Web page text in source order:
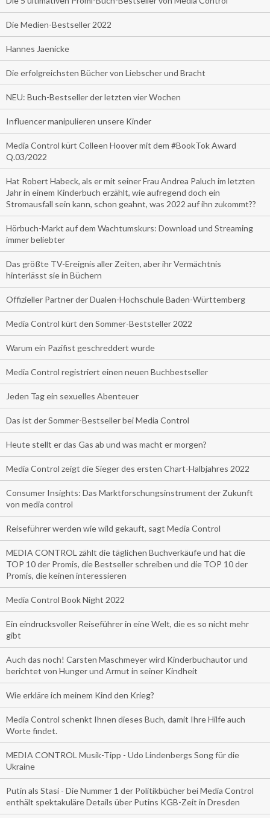
Die Medien-Bestseller 2022
Hannes Jaenicke
Die erfolgreichsten Bücher von Liebscher und Bracht
NEU: Buch-Bestseller der letzten vier Wochen
Influencer manipulieren unsere Kinder
Media Control kürt Colleen Hoover mit dem #BookTok Award
Q.03/2022
Hat Robert Habeck, als er mit seiner Frau Andrea Paluch im letzten
Jahr in einem Kinderbuch erzählt, wie aufregend doch ein
Stromausfall sein kann, schon geahnt, was 2022 auf ihn zukommt??
Hörbuch-Markt auf dem Wachtumskurs: Download und Streaming
immer beliebter
Das größte TV-Ereignis aller Zeiten, aber ihr Vermächtnis
hinterlässt sie in Büchern
Offizieller Partner der Dualen-Hochschule Baden-Württemberg
Media Control kürt den Sommer-Beststeller 2022
Warum ein Pazifist geschreddert wurde
Media Control registriert einen neuen Buchbestseller
Jeden Tag ein sexuelles Abenteuer
Das ist der Sommer-Bestseller bei Media Control
Heute stellt er das Gas ab und was macht er morgen?
Media Control zeigt die Sieger des ersten Chart-Halbjahres 2022
Consumer Insights: Das Marktforschungsinstrument der Zukunft
von media control
Reiseführer werden wie wild gekauft, sagt Media Control
MEDIA CONTROL zählt die täglichen Buchverkäufe und hat die
TOP 10 der Promis, die Bestseller schreiben und die TOP 10 der
Promis, die keinen interessieren
Media Control Book Night 2022
Ein eindrucksvoller Reiseführer in eine Welt, die es so nicht mehr
gibt
Auch das noch! Carsten Maschmeyer wird Kinderbuchautor und
berichtet von Hunger und Armut in seiner Kindheit
Wie erkläre ich meinem Kind den Krieg?
Media Control schenkt Ihnen dieses Buch, damit Ihre Hilfe auch
Worte findet.
MEDIA CONTROL Musik-Tipp - Udo Lindenbergs Song für die
Ukraine
Putin als Stasi - Die Nummer 1 der Politikbücher bei Media Control
enthält spektakuläre Details über Putins KGB-Zeit in Dresden